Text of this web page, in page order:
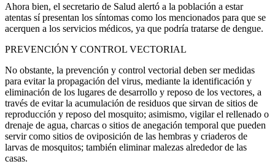
Ahora bien, el secretario de Salud alertó a la población a estar
atentas sí presentan los síntomas como los mencionados para que se
acerquen a los servicios médicos, ya que podría tratarse de dengue.
PREVENCIÓN Y CONTROL VECTORIAL
No obstante, la prevención y control vectorial deben ser medidas
para evitar la propagación del virus, mediante la identificación y
eliminación de los lugares de desarrollo y reposo de los vectores, a
través de evitar la acumulación de residuos que sirvan de sitios de
reproducción y reposo del mosquito; asimismo, vigilar el rellenado o
drenaje de agua, charcas o sitios de anegación temporal que pueden
servir como sitios de oviposición de las hembras y criaderos de
larvas de mosquitos; también eliminar malezas alrededor de las
casas.